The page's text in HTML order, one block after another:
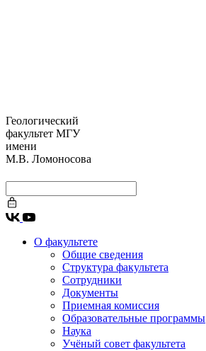
Геологический
факультет МГУ
имени
М.В. Ломоносова
О факультете
Общие сведения
Структура факультета
Сотрудники
Документы
Приемная комиссия
Образовательные программы
Наука
Учёный совет факультета